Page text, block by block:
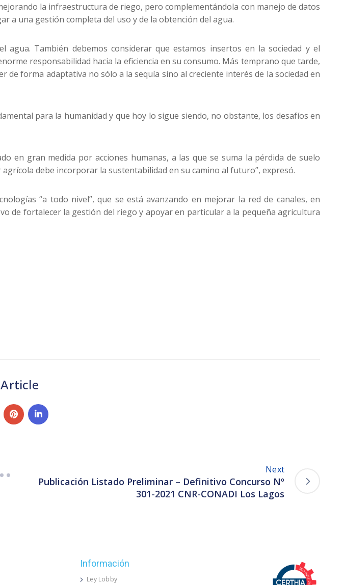
la infraestructura de riego, pero complementándola con manejo de datos
a una gestión completa del uso y de la obtención del agua.
También debemos considerar que estamos insertos en la sociedad y el
responsabilidad hacia la eficiencia en su consumo. Más temprano que tarde,
forma adaptativa no sólo a la sequía sino al creciente interés de la sociedad en
para la humanidad y que hoy lo sigue siendo, no obstante, los desafíos en
en gran medida por acciones humanas, a las que se suma la pérdida de suelo
debe incorporar la sustentabilidad en su camino al futuro”, expresó.
“a todo nivel”, que se está avanzando en mejorar la red de canales, en
de fortalecer la gestión del riego y apoyar en particular a la pequeña agricultura
Next
Publicación Listado Preliminar – Definitivo Concurso Nº
301-2021 CNR-CONADI Los Lagos
Información
Ley Lobby